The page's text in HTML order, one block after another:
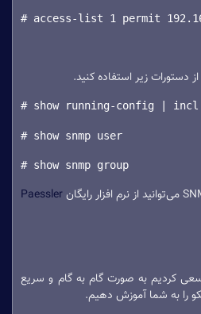
# access-list 1 permit
زیر استفاده کنید.
# show running-config |
# show snmp user
# show snmp group
Paessler
کردیم به صورت گام به گام و سریع